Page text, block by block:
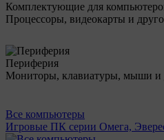
Комплектующие для
Процессоры, видеокарты и
Периферия
Мониторы, клавиатуры, мыши и
Все компьютеры
Игровые ПК серии Омега,